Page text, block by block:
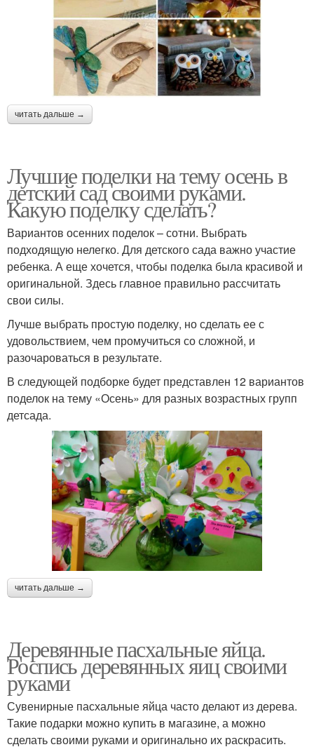
читать дальше →
Лучшие поделки на тему осень в
детский сад своими руками.
Какую поделку сделать?
Вариантов осенних поделок – сотни. Выбрать
подходящую нелегко. Для детского сада важно участие
ребенка. А еще хочется, чтобы поделка была красивой и
оригинальной. Здесь главное правильно рассчитать
свои силы.
Лучше выбрать простую поделку, но сделать ее с
удовольствием, чем промучиться со сложной, и
разочароваться в результате.
В следующей подборке будет представлен 12 вариантов
поделок на тему «Осень» для разных возрастных групп
детсада.
читать дальше →
Деревянные пасхальные яйца.
Роспись деревянных яиц своими
руками
Сувенирные пасхальные яйца часто делают из дерева.
Такие подарки можно купить в магазине, а можно
сделать своими руками и оригинально их раскрасить.